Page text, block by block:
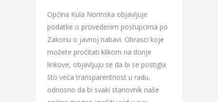
Općina Kula Norinska objavljuje
podatke o provedenim postupcima po
Zakonu o javnoj nabavi. Obrasci koje
možete pročitati klikom na donje
linkove, objavljuju se da bi se postigla
što veća transparentnost u radu,
odnosno da bi svaki stanovnik naše